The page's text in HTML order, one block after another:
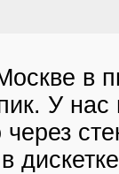
в
У
через